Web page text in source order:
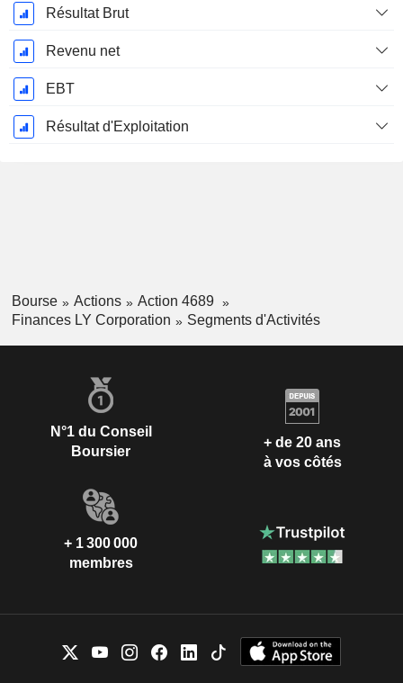
Résultat Brut
Revenu net
EBT
Résultat d'Exploitation
Bourse Actions
Action 4689
Finances LY Corporation
Segments d'Activités
N°1 du Conseil
Boursier
+ de 20 ans
à vos côtés
+ 1 300 000
membres